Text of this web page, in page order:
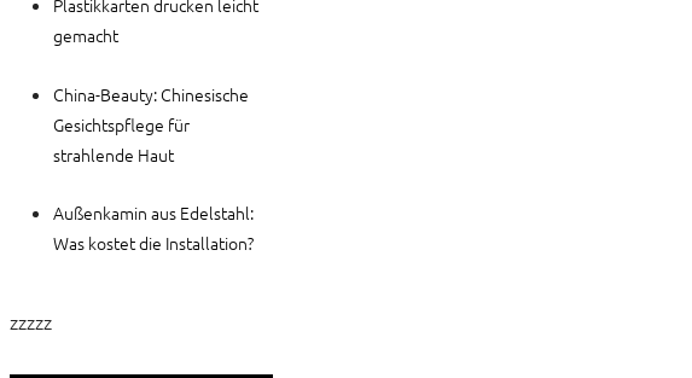
Plastikkarten drucken leicht
gemacht
China-Beauty: Chinesische
Gesichtspflege für
strahlende Haut
Außenkamin aus Edelstahl:
Was kostet die Installation?
zzzzz